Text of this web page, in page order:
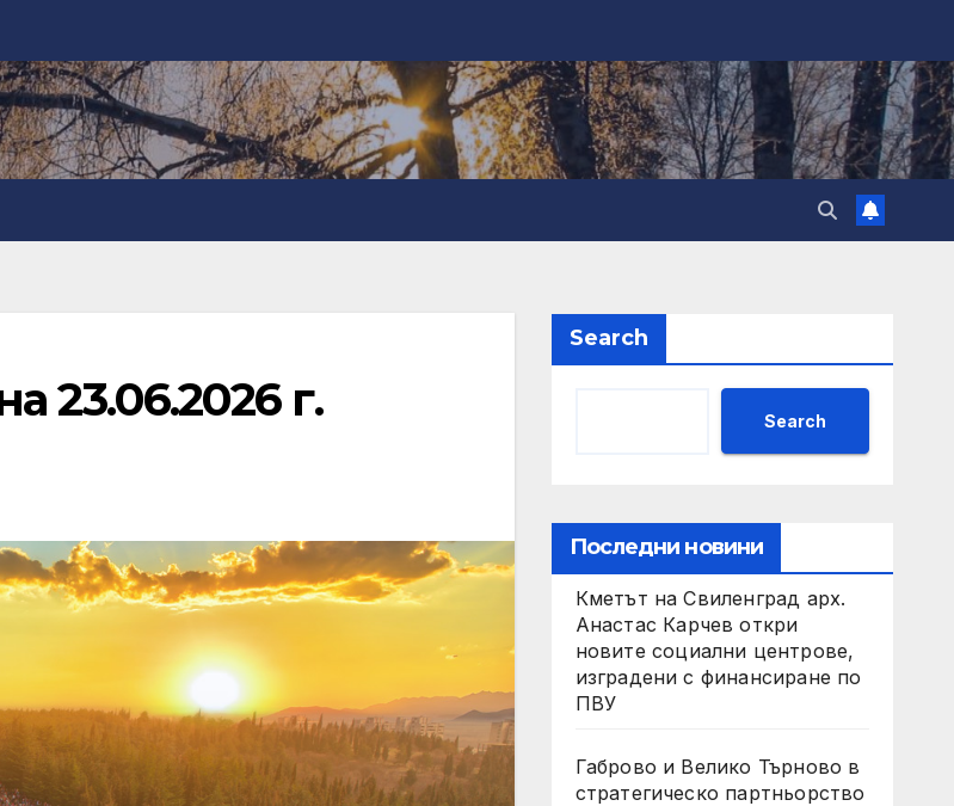
23.06.2026 г.
Search
Search
Последни новини
Кметът на Свиленград арх.
Анастас Карчев откри
новите социални центрове,
изградени с финансиране по
ПВУ
Габрово и Велико Търново в
стратегическо партньорство